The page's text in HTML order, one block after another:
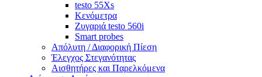
testo 55Xs
Κενόμετρα
Ζυγαριά testo 560i
Smart probes
Απόλυτη / Διαφορική Πίεση
Έλεγχος Στεγανότητας
Αισθητήρες και Παρελκόμενα